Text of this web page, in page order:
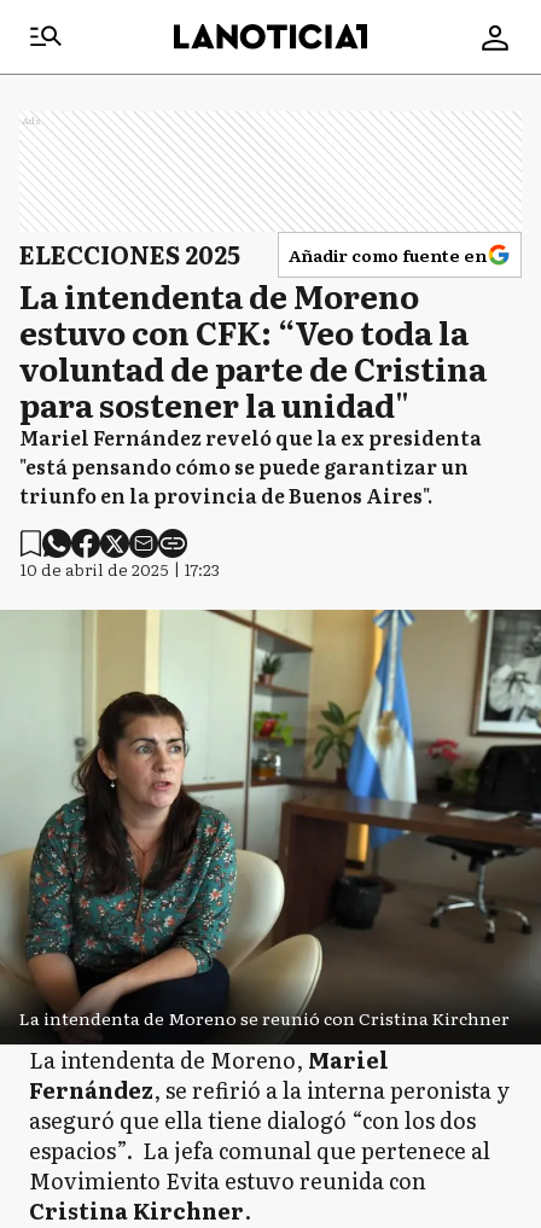
Ads
ELECCIONES 2025 Añadir como fuente en
La intendenta de Moreno
estuvo con CFK: “Veo toda la
voluntad de parte de Cristina
para sostener la unidad"
Mariel Fernández reveló que la ex presidenta
"está pensando cómo se puede garantizar un
triunfo en la provincia de Buenos Aires".
10 de abril de 2025 | 17:23
La intendenta de Moreno se reunió con Cristina Kirchner
La intendenta de Moreno, Mariel
Fernández, se refirió a la interna peronista y
aseguró que ella tiene dialogó “con los dos
espacios”. La jefa comunal que pertenece al
Movimiento Evita estuvo reunida con
Cristina Kirchner.